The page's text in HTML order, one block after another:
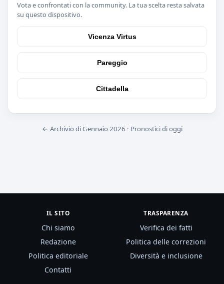
Vota e confrontati con la community. La tua scelta resta salvata
su questo dispositivo.
Vicenza Virtus
Pareggio
Cittadella
← Archivio di Gennaio 2026 · Pronostici di oggi
IL SITO
Chi siamo
Redazione
Politica editoriale
Contatti
TRASPARENZA
Verifica dei fatti
Politica delle correzioni
Diversità e inclusione